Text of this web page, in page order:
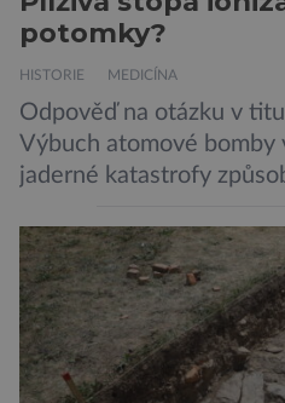
potomky?
HISTORIE MEDICÍNA
Odpověď na otázku v
Výbuch atomové bomby
jaderné katastrofy
slabší a dlouhodobé
Přesto není stále zcela
vzniklé ozářením
pěti lety, těsně před 35.
Černobylské jaderné